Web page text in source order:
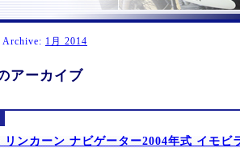
1月 2014
アーカイブ
リンカーン ナビゲーター2004年式 イモビ